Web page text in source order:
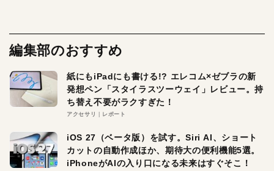
編集部のおすすめ
紙にもiPadにも書ける!? エレコム×ゼブラの新
発想ペン「スタイラスツーウェイ」レビュー。持
ち替え不要がラクすぎた！
アクセサリ レポート
iOS 27（ベータ版）を試す。Siri AI、ショート
カットの自動作成ほか、期待大の便利機能5選。
iPhoneがAIの入り口になる未来はすぐそこ！